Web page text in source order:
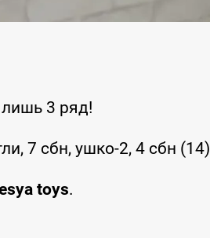
3 ряд!
7 сбн, ушко-2, 4 сбн (14)
toys.